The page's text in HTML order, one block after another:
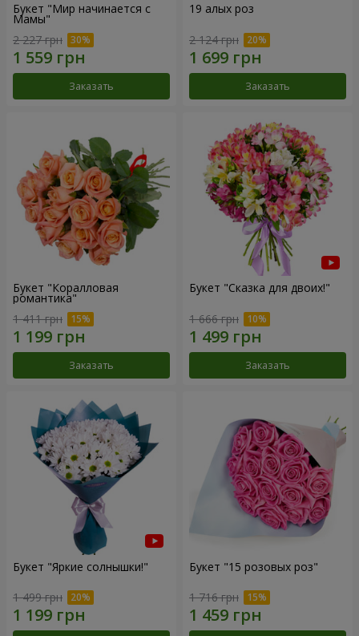
Букет "Мир начинается с
Мамы"
2 227 грн
Заказать
19 алых роз
2 124 грн
Заказать
Букет "Коралловая
романтика"
1 411 грн
Заказать
Букет "Сказка для двоих!"
1 666 грн
Заказать
Букет "Яркие солнышки!"
1 499 грн
Букет "15 розовых роз"
1 716 грн